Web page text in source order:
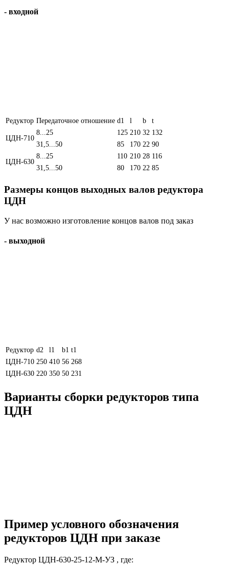
- входной
Редуктор Передаточное отношение d1 l b t
ЦДН-710
8...25 125 210 32 132
31,5...50
85 170 22 90
ЦДН-630
8...25 110 210 28 116
31,5...50
80 170 22 85
Размеры концов выходных валов редуктора
ЦДН
У нас возможно изготовление концов валов под заказ
- выходной
Редуктор d2 l1 b1 t1
ЦДН-710 250 410 56 268
ЦДН-630 220 350 50 231
Варианты сборки редукторов типа
ЦДН
Пример условного обозначения
редукторов ЦДН при заказе
Редуктор ЦДН-630-25-12-М-УЗ , где: